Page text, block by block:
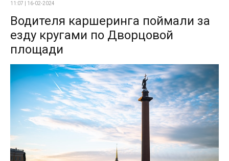
11:07 | 16-02-2024
Водителя каршеринга поймали за
езду кругами по Дворцовой
площади